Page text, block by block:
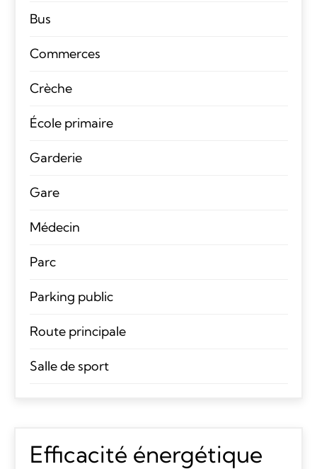
Bus
Commerces
Crèche
École primaire
Garderie
Gare
Médecin
Parc
Parking public
Route principale
Salle de sport
Efficacité énergétique